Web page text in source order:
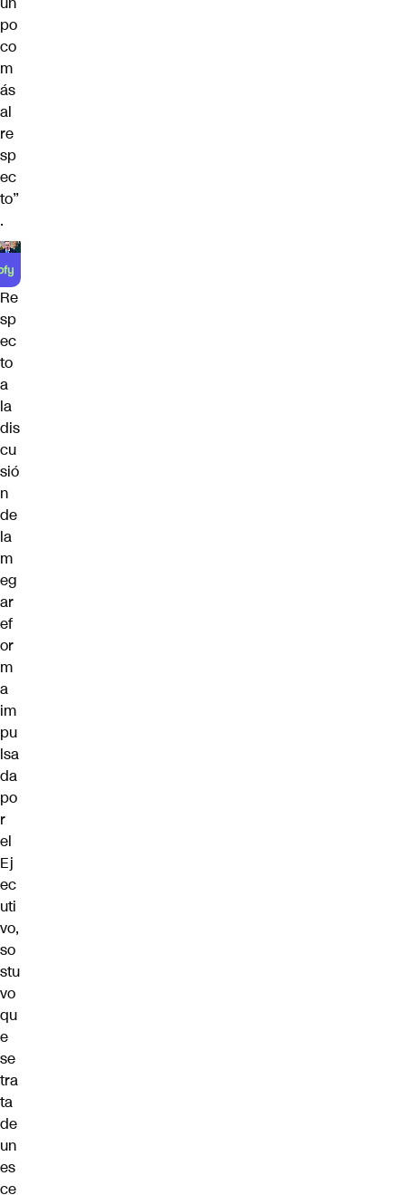
po
co
m
ás
al
re
sp
ec
to”
.
Re
sp
ec
to
a
la
dis
cu
sió
n
de
la
m
eg
ar
ef
or
m
a
im
pu
lsa
da
po
r
el
Ej
ec
uti
vo,
so
stu
vo
qu
e
se
tra
ta
de
un
es
ce